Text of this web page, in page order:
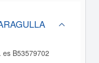
es B53579702